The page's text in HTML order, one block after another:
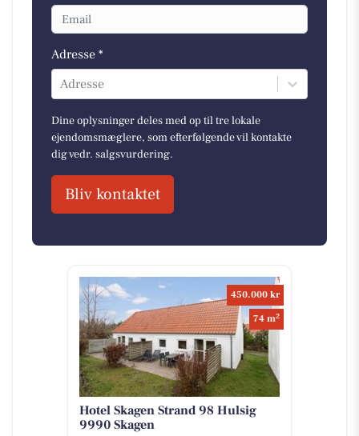
Adresse *
Adresse
Dine oplysninger deles med op til tre lokale
ejendomsmæglere, som efterfølgende vil kontakte
dig vedr. salgsvurdering.
Bliv kontaktet
450.000 kr
74 m2
Hotel Skagen Strand 98 Hulsig
9990 Skagen